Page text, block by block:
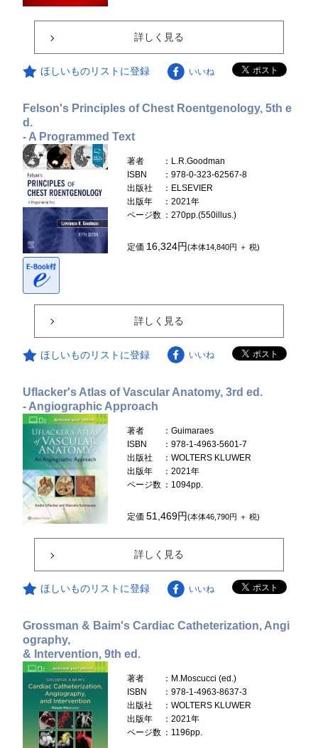
詳しく見る
ほしいものリストに登録 いいね
Felson's Principles of Chest Roentgenology, 5th e
d.
- A Programmed Text
著者
：L.R.Goodman
ISBN
：978-0-323-62567-8
出版社
：ELSEVIER
出版年
：2021年
ページ数 ：270pp.(550illus.)
定価 16,324円(本体14,840円 ＋ 税)
詳しく見る
ほしいものリストに登録 いいね
Uflacker's Atlas of Vascular Anatomy, 3rd ed.
- Angiographic Approach
著者
：Guimaraes
ISBN
：978-1-4963-5601-7
出版社
：WOLTERS KLUWER
出版年
：2021年
ページ数 ：1094pp.
定価51,469円(本体46,790円 ＋ 税)
詳しく見る
ほしいものリストに登録 いいね
Grossman & Baim's Cardiac Catheterization, Angi
ography,
& Intervention, 9th ed.
著者
：M.Moscucci (ed.)
ISBN
：978-1-4963-8637-3
出版社
：WOLTERS KLUWER
出版年
：2021年
ページ数 ：1196pp.